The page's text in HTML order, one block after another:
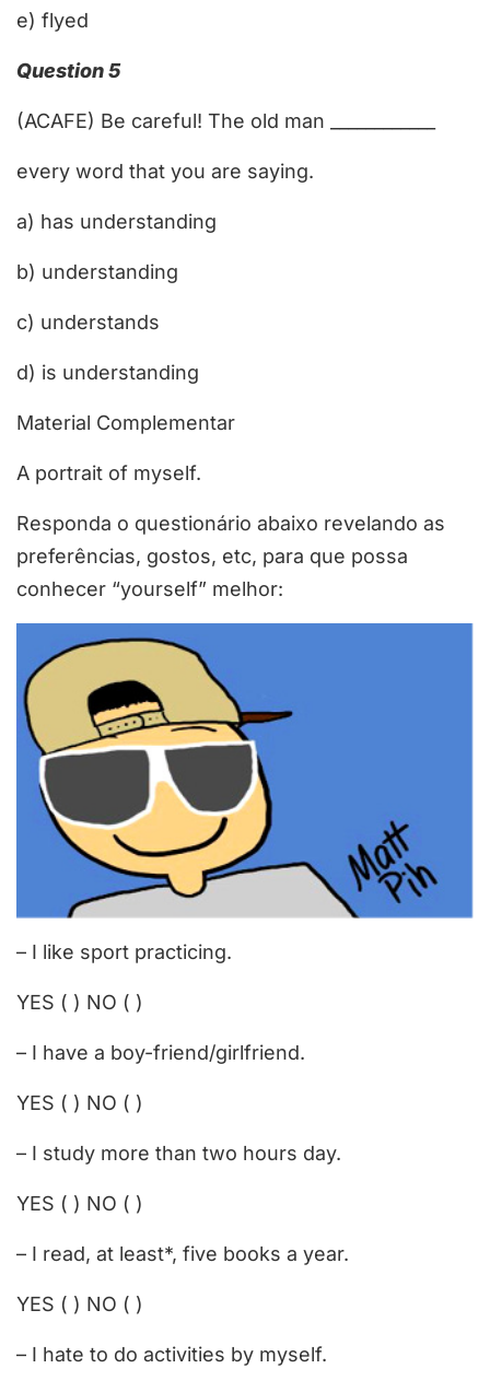
e) flyed
Question 5
(ACAFE) Be careful! The old man ____________
every word that you are saying.
a) has understanding
b) understanding
c) understands
d) is understanding
Material Complementar
A portrait of myself.
Responda o questionário abaixo revelando as
preferências, gostos, etc, para que possa
conhecer “yourself” melhor:
– I like sport practicing.
YES ( ) NO ( )
– I have a boy-friend/girlfriend.
YES ( ) NO ( )
– I study more than two hours day.
YES ( ) NO ( )
– I read, at least*, five books a year.
YES ( ) NO ( )
– I hate to do activities by myself.